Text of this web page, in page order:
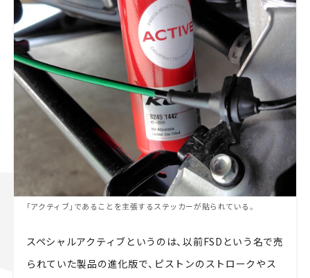
「アクティブ」であることを主張するステッカーが貼られている。
スペシャルアクティブというのは、以前FSDという名で売
られていた製品の進化版で、ピストンのストロークやス